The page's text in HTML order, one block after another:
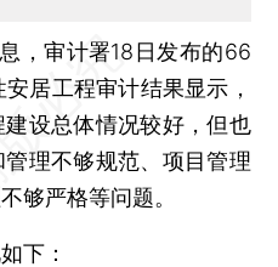
审计署18日发布的66
居工程审计结果显示，
建设总体情况较好，但也
理不够规范、项目管理
够严格等问题。
下：